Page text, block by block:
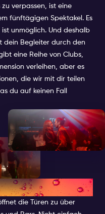
verpassen, ist eine
fünftägigen Spektakel. Es
unmöglich. Und deshalb
dein Begleiter durch den
eine Reihe von Clubs,
verleihen, aber es
die wir mit dir teilen
du auf keinen Fall
die Türen zu über